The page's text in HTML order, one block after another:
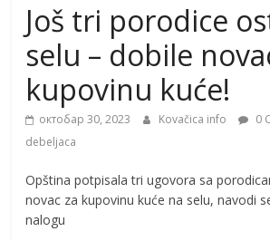
Još tri porodice
selu – dobile
kupovinu kuće!
октобар 30, 2023 Kovačica info
0
debeljaca
Opština potpisala tri ugovora sa
novac za kupovinu kuće na selu, navodi
nalogu